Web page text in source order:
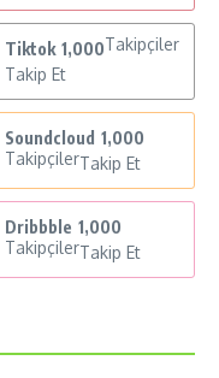
Tiktok 1,000Takipçiler
Takip Et
Soundcloud 1,000
TakipçilerTakip Et
Dribbble 1,000
TakipçilerTakip Et